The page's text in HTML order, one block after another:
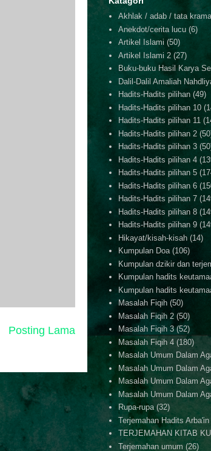
Posting Lama
Akhlak / adab / tata
Anekdot/cerita lucu (6)
Artikel Islami (50)
Artikel Islami 2 (27)
Buku-buku Hasil Karya
Dalil-Dalil Amaliah
Hadits-Hadits pilihan (49)
Hadits-Hadits pilihan 10
Hadits-Hadits pilihan 11
Hadits-Hadits pilihan 2
Hadits-Hadits pilihan 3
Hadits-Hadits pilihan 4
Hadits-Hadits pilihan 5
Hadits-Hadits pilihan 6
Hadits-Hadits pilihan 7
Hadits-Hadits pilihan 8
Hadits-Hadits pilihan 9
Hikayat/kisah-kisah (14)
Kumpulan Doa (106)
Kumpulan dzikir dan
Kumpulan hadits
Kumpulan hadits
Masalah Fiqih (50)
Masalah Fiqih 2 (50)
Masalah Fiqih 3 (52)
Masalah Fiqih 4 (180)
Masalah Umum Dalam
Masalah Umum Dalam
Masalah Umum Dalam
Masalah Umum Dalam
Rupa-rupa (32)
Terjemahan Hadits Arba'in
TERJEMAHAN KITAB
Terjemahan umum (26)